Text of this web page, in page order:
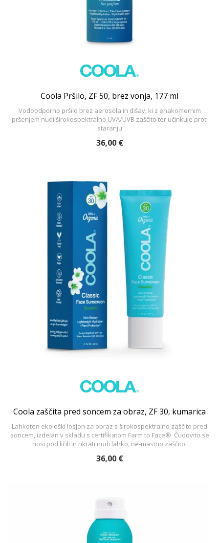
Coola Pršilo, ZF 50, brez vonja, 177 ml
Vodoodporno pršilo brez aerosola in dišav, ki z enakomernim
pršenjem nudi širokospektralno UVA/UVB zaščito ter učinkuje proti
staranju
36,00 €
Coola zaščita pred soncem za obraz, ZF 30, kumarica
Lahkoten ekološki losjon za obraz s širokospektralno zaščito pred
soncem, izdelan v skladu s certifikatom Farm to Face®. Čudovito se
nosi pod ličili in hkrati nudi lahko, ne-mastno zaščito.
36,00 €